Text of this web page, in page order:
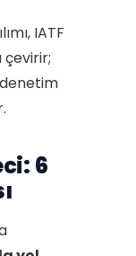
IATF
çevirir;
denetim
6